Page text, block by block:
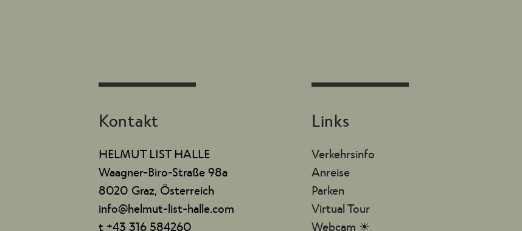
Kontakt
HELMUT LIST HALLE
Waagner-Biro-Straße 98a
8020 Graz, Österreich
info@helmut-list-halle.com
t +43 316 584260
Links
Verkehrsinfo
Anreise
Parken
Virtual Tour
Webcam ☀